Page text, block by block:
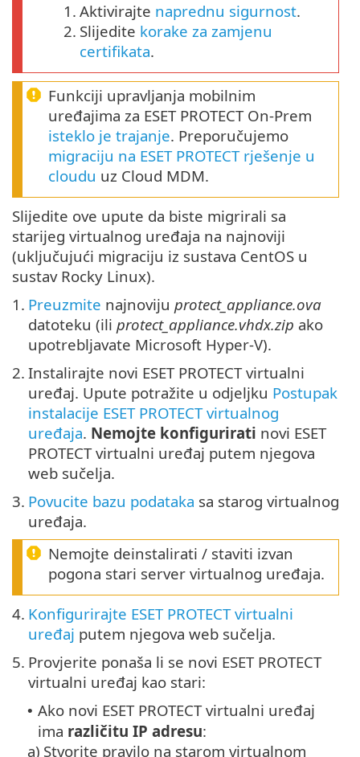
1. Aktivirajte naprednu sigurnost.
2. Slijedite korake za zamjenu
certifikata.
Funkciji upravljanja mobilnim
uređajima za ESET PROTECT On-Prem
isteklo je trajanje. Preporučujemo
migraciju na ESET PROTECT rješenje u
cloudu uz Cloud MDM.
Slijedite ove upute da biste migrirali sa
starijeg virtualnog uređaja na najnoviji
(uključujući migraciju iz sustava CentOS u
sustav Rocky Linux).
1. Preuzmite najnoviju protect_appliance.ova
datoteku (ili protect_appliance.vhdx.zip ako
upotrebljavate Microsoft Hyper-V).
2. Instalirajte novi ESET PROTECT virtualni
uređaj. Upute potražite u odjeljku Postupak
instalacije ESET PROTECT virtualnog
uređaja. Nemojte konfigurirati novi ESET
PROTECT virtualni uređaj putem njegova
web sučelja.
3. Povucite bazu podataka sa starog virtualnog
uređaja.
Nemojte deinstalirati / staviti izvan
pogona stari server virtualnog uređaja.
4. Konfigurirajte ESET PROTECT virtualni
uređaj putem njegova web sučelja.
5. Provjerite ponaša li se novi ESET PROTECT
virtualni uređaj kao stari:
• Ako novi ESET PROTECT virtualni uređaj
ima različitu IP adresu:
a) Stvorite pravilo na starom virtualnom